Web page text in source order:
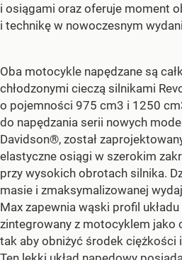
i osiągami oraz oferuje moment
i technikę w nowoczesnym
Oba motocykle napędzane są
chłodzonymi cieczą silnikami
o pojemności 975 cm3 i 1250
do napędzania serii nowych
Davidson®, został
elastyczne osiągi w szerokim
przy wysokich obrotach silnika.
masie i zmaksymalizowanej
Max zapewnia wąski profil
zintegrowany z motocyklem jako
tak aby obniżyć środek ciężkości